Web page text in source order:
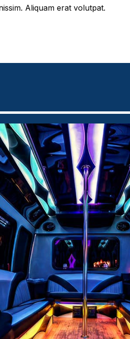
Aliquam erat volutpat.